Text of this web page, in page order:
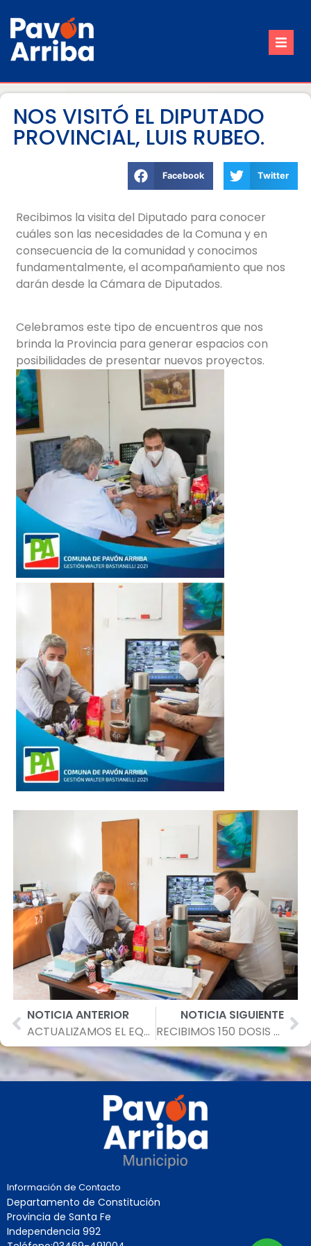
Trámites
Reuniones de Comisión
NOS VISITÓ EL DIPUTADO
PROVINCIAL, LUIS RUBEO.
Facebook Twitter
Recibimos la visita del Diputado para conocer
cuáles son las necesidades de la Comuna y en
consecuencia de la comunidad y conocimos
fundamentalmente, el acompañamiento que nos
darán desde la Cámara de Diputados.
Celebramos este tipo de encuentros que nos
brinda la Provincia para generar espacios con
posibilidades de presentar nuevos proyectos.
NOTICIA ANTERIOR
ACTUALIZAMOS EL EQUIPAMIENTO DE TRABAJO
NOTICIA SIGUIENTE
RECIBIMOS 150 DOSIS PARA SEGUIR CON LA JORNADA DE VACUNACIÓN.
Información de Contacto
Departamento de Constitución
Provincia de Santa Fe
Independencia 992